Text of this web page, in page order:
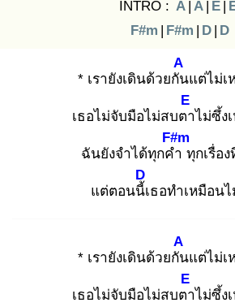
INTRO : A | A | E |
F#m | F#m | D | D
* เรายังเดินด้วยกัน
A
แต่ไม่เ
เธอไม่จับมือไม่สบตา
E
ไม่ซึ้ง
ฉันยังจำได้ทุกคำ
F#m
ทุกเรื่อง
แต่ตอนนี้เ
D
ธอทำเหมือนไ
* เรายังเดินด้วยกัน
A
แต่ไม่เ
เธอไม่จับมือไม่สบตา
E
ไม่ซึ้ง